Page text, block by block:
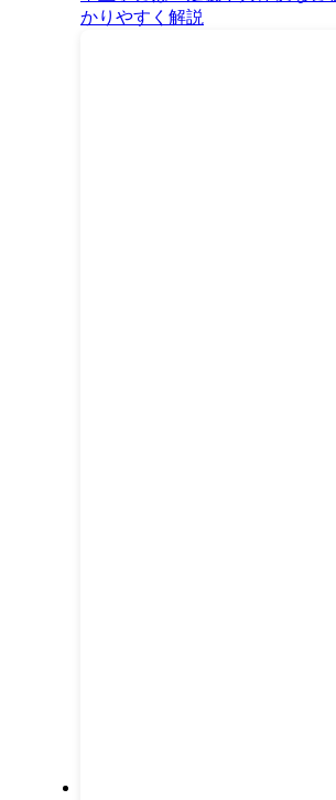
かりやすく解説